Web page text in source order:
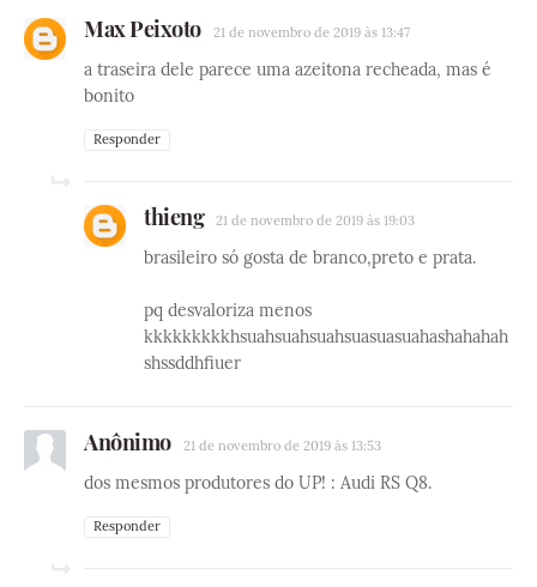
Max Peixoto 21 de novembro de 2019 às 13:47
a traseira dele parece uma azeitona recheada, mas é
bonito
Responder
thieng 21 de novembro de 2019 às 19:03
brasileiro só gosta de branco,preto e prata.
pq desvaloriza menos
kkkkkkkkkhsuahsuahsuahsuasuasuahashahahah
shssddhfiuer
Anônimo 21 de novembro de 2019 às 13:53
dos mesmos produtores do UP! : Audi RS Q8.
Responder